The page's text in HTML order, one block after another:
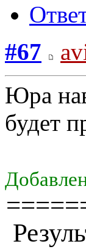
#67
Юра
будет